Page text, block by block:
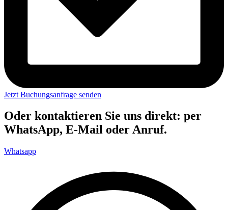
Jetzt Buchungsanfrage senden
Oder kontaktieren Sie uns direkt: per
WhatsApp, E-Mail oder Anruf.
Whatsapp